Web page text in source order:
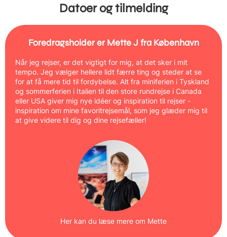
Datoer og tilmelding
Foredragsholder er Mette J fra København
Når jeg rejser, er det vigtigt for mig, at det sker i mit
tempo. Jeg vælger hellere lidt færre ting og steder at se
for at få mere tid til fordybelse. Alt fra miniferien i Tyskland
og sommerferien i Italien til den store rundrejse i Canada
eller USA giver mig nye idéer og inspiration til rejser -
inspiration om mine favoritrejsemål, som jeg glæder mig til
at give videre til dig og dine rejsefæller!
Her kan du læse mere om Mette